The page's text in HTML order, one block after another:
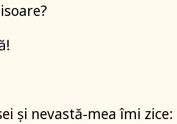
și nevastă-mea îmi zice: